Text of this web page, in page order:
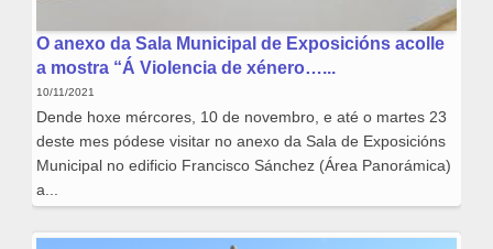
O anexo da Sala Municipal de Exposicións acolle
a mostra “Á Violencia de xénero…...
10/11/2021
Dende hoxe mércores, 10 de novembro, e até o martes 23
deste mes pódese visitar no anexo da Sala de Exposicións
Municipal no edificio Francisco Sánchez (Área Panorámica)
a...